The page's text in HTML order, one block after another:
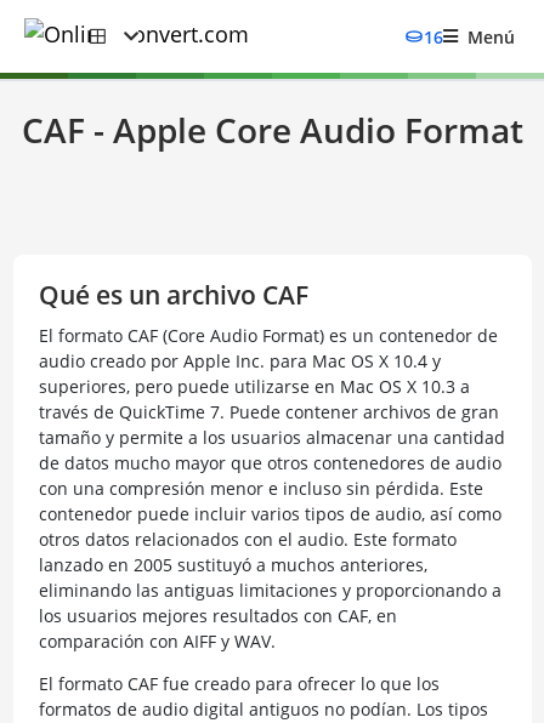
16 Menú
CAF - Apple Core Audio Format
Qué es un archivo CAF
El formato CAF (Core Audio Format) es un contenedor de
audio creado por Apple Inc. para Mac OS X 10.4 y
superiores, pero puede utilizarse en Mac OS X 10.3 a
través de QuickTime 7. Puede contener archivos de gran
tamaño y permite a los usuarios almacenar una cantidad
de datos mucho mayor que otros contenedores de audio
con una compresión menor e incluso sin pérdida. Este
contenedor puede incluir varios tipos de audio, así como
otros datos relacionados con el audio. Este formato
lanzado en 2005 sustituyó a muchos anteriores,
eliminando las antiguas limitaciones y proporcionando a
los usuarios mejores resultados con CAF, en
comparación con AIFF y WAV.
El formato CAF fue creado para ofrecer lo que los
formatos de audio digital antiguos no podían. Los tipos